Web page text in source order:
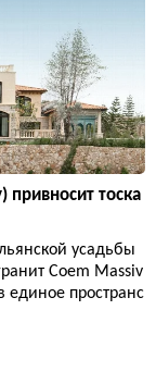
привносит тоска
усадьбы
Coem Massiv
единое пространс